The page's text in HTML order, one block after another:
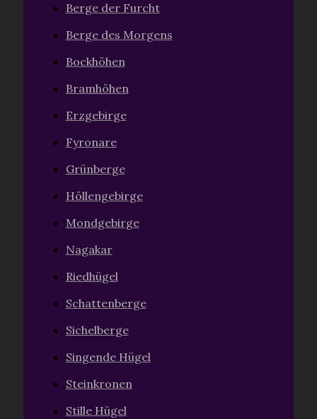
Berge der Furcht
Berge des Morgens
Bockhöhen
Bramhöhen
Erzgebirge
Fyronare
Grünberge
Höllengebirge
Mondgebirge
Nagakar
Riedhügel
Schattenberge
Sichelberge
Singende Hügel
Steinkronen
Stille Hügel